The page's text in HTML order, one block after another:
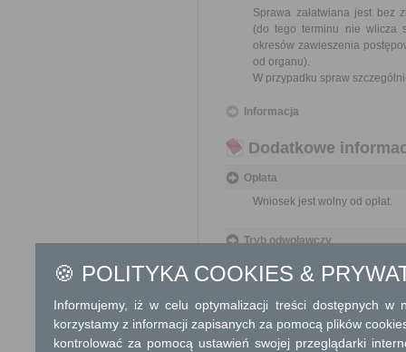
Sprawa załatwiana jest bez
(do tego terminu nie wlicza
okresów zawieszenia
od organu).
W przypadku spraw
Informacja
Dodatkowe
Opłata
Wniosek jest wolny od opłat.
Tryb odwoławczy
Odwołanie wnosi się do
za pośrednictwem organu,
Skargi i wnioski
🍪 POLITYKA COOKIES &
Informujemy, iż w celu optymalizacji treści dostępnych w
korzystamy z informacji zapisanych za pomocą plików
kontrolować za pomocą ustawień swojej przeglądarki